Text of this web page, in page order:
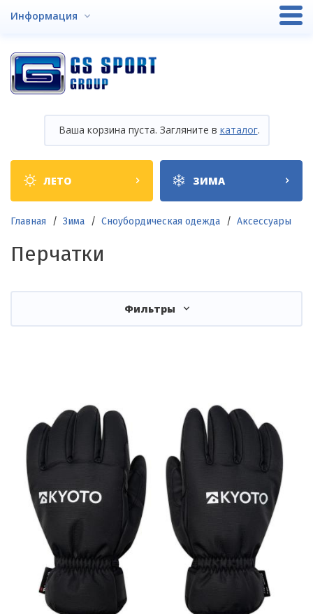
Информация
Ваша корзина пуста. Загляните в каталог.
Shop
categories
ЛЕТО ЗИМА
Строка
навигации
Главная Зима Сноубордическая одежда Аксессуары
Перчатки
Фильтры